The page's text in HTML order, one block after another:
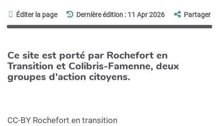
Éditer la page Dernière édition : 11 Apr 2026 Partager
Ce site est porté par Rochefort en
Transition et Colibris-Famenne, deux
groupes d'action citoyens.
CC-BY Rochefort en transition